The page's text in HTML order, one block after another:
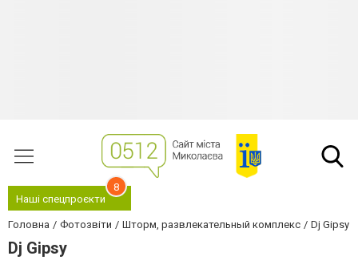
Наші спецпроєкти
8
Головна Фотозвіти Шторм, развлекательный комплекс Dj Gipsy
Dj Gipsy